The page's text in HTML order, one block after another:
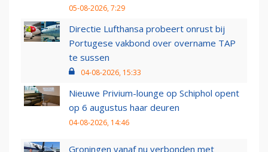
05-08-2026, 7:29
Directie Lufthansa probeert onrust bij
Portugese vakbond over overname TAP
te sussen
04-08-2026, 15:33
Nieuwe Privium-lounge op Schiphol opent
op 6 augustus haar deuren
04-08-2026, 14:46
Groningen vanaf nu verbonden met